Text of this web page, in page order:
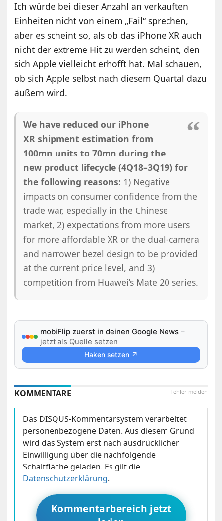
Ich würde bei dieser Anzahl an verkauften
Einheiten nicht von einem „Fail“ sprechen,
aber es scheint so, als ob das iPhone XR auch
nicht der extreme Hit zu werden scheint, den
sich Apple vielleicht erhofft hat. Mal schauen,
ob sich Apple selbst nach diesem Quartal dazu
äußern wird.
We have reduced our iPhone
XR shipment estimation from
100mn units to 70mn during the
new product lifecycle (4Q18–3Q19) for
the following reasons: 1) Negative
impacts on consumer confidence from the
trade war, especially in the Chinese
market, 2) expectations from more users
for more affordable XR or the dual-camera
and narrower bezel design to be provided
at the current price level, and 3)
competition from Huawei’s Mate 20 series.
mobiFlip zuerst in deinen Google News –
jetzt als Quelle setzen
Haken setzen ↗
Fehler melden
KOMMENTARE
Das DISQUS-Kommentarsystem verarbeitet
personenbezogene Daten. Aus diesem Grund
wird das System erst nach ausdrücklicher
Einwilligung über die nachfolgende
Schaltfläche geladen. Es gilt die
Datenschutzerklärung.
Kommentarbereich jetzt